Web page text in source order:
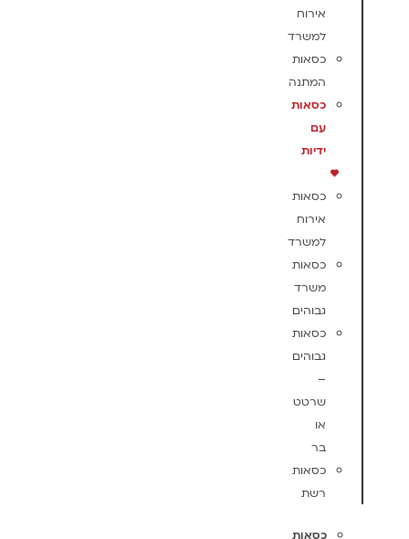
אירוח
למשרד
כסאות
המתנה
כסאות
עם
ידיות
כסאות
אירוח
למשרד
כסאות
משרד
גבוהים
כסאות
גבוהים
–
שרטט
או
בר
כסאות
רשת
כסאות